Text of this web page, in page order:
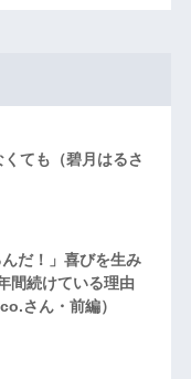
ても（碧月はるさ
んだ！」喜びを生み
間続けている理由
さん・前編）